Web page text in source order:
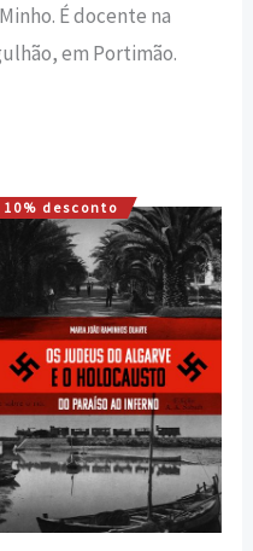
É docente na
em Portimão.
10% desconto
O
preço
original
era:
20,00 €.
O
preço
atual
é:
18,00 €.